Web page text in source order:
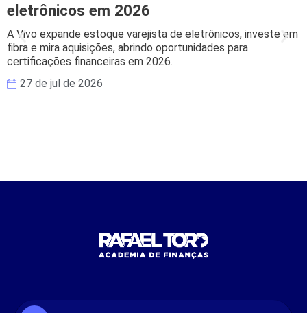
eletrônicos em 2026
A Vivo expande estoque varejista de eletrônicos, investe em
fibra e mira aquisições, abrindo oportunidades para
certificações financeiras em 2026.
27 de jul de 2026